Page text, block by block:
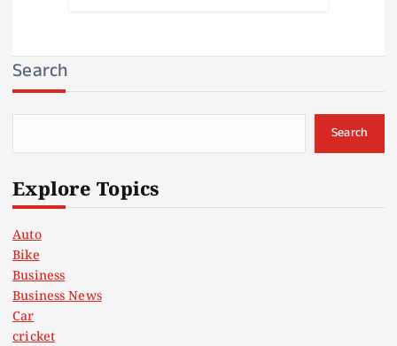
Search
Search
Explore Topics
Auto
Bike
Business
Business News
Car
cricket